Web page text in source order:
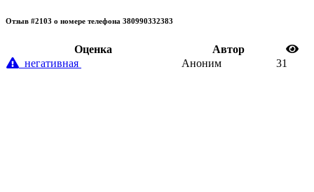
Отзыв #2103 о номере телефона 380990332383
Oценка
Автор
негативная
Аноним 31